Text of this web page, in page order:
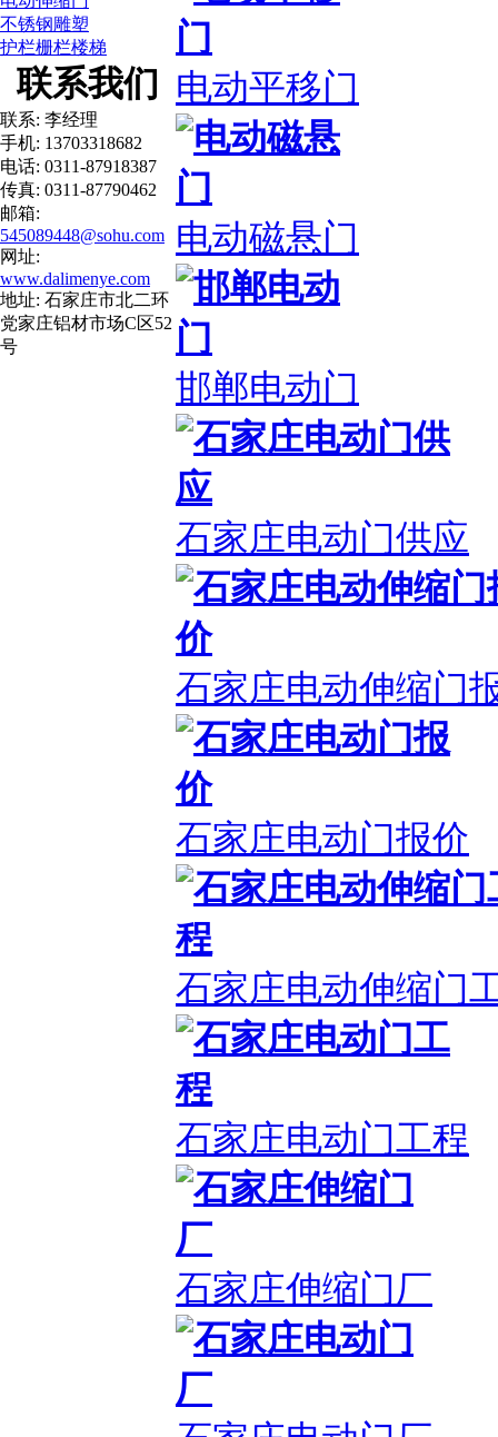
不锈钢雕塑
护栏栅栏楼梯
联系我们
联系: 李经理
手机: 13703318682
电话: 0311-87918387
传真: 0311-87790462
邮箱:
545089448@sohu.com
网址:
www.dalimenye.com
地址: 石家庄市北二环
党家庄铝材市场C区52
号
电动平移门
电动磁悬门
邯郸电动门
石家庄电动门供应
石家庄电动伸缩门
石家庄电动门报价
石家庄电动伸缩门
石家庄电动门工程
石家庄伸缩门厂